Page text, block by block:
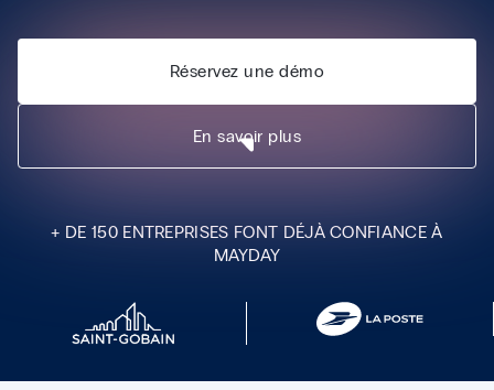
Réservez une démo
En savoir plus
+ DE 150 ENTREPRISES FONT DÉJÀ CONFIANCE À
MAYDAY